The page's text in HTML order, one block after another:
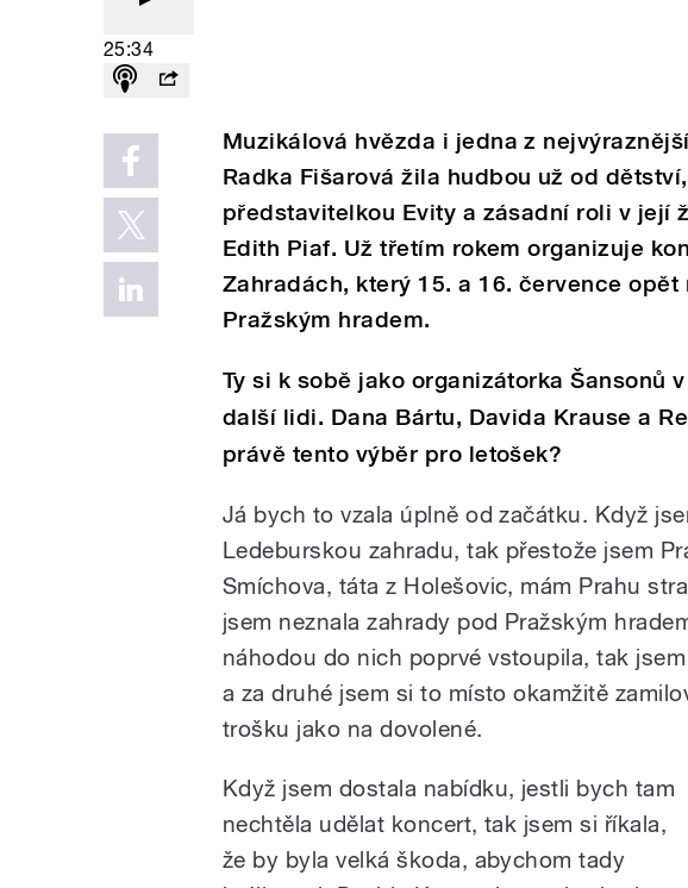
25:34
Muzikálová hvězda i jedna z
Radka Fišarová žila hudbou už od
představitelkou Evity a zásadní roli v její
Edith Piaf. Už třetím rokem organizuje
Zahradách, který 15. a 16. července
Pražským hradem.
Ty si k sobě jako organizátorka Šansonů
další lidi. Dana Bártu, Davida Krause a
právě tento výběr pro letošek?
Já bych to vzala úplně od začátku. Když
Ledeburskou zahradu, tak přestože jsem
Smíchova, táta z Holešovic, mám Prahu
jsem neznala zahrady pod Pražským
náhodou do nich poprvé vstoupila, tak
a za druhé jsem si to místo okamžitě
trošku jako na dovolené.
Když jsem dostala nabídku, jestli bych tam
nechtěla udělat koncert, tak jsem si říkala,
že by byla velká škoda, abychom tady